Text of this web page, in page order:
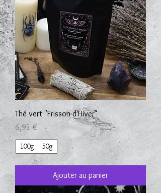
Thé vert "Frisson d'Hiver"
Prix
6,95 €
100g 50g
Ajouter au panier